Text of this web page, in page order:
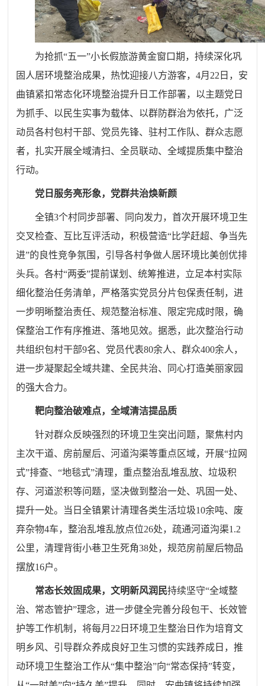
为抢抓“五一”小长假旅游黄金窗口期，持续深化巩
固人居环境整治成果，热忱迎接八方游客，4月22日， 安
曲镇紧扣常态化环境整治提升日工作部署，以主题党日
为抓手、以民生实事为载体、以群防群治为依托，广泛
动员各村包村干部、党员先锋、驻村工作队、群众志愿
者，扎实开展全域清扫、全员联动、全域提质集中整治
行动。
党日服务亮形象，党群共治焕新颜
全镇3个村同步部署、同向发力，首次开展环境卫生
交叉检查、互比互评活动，积极营造“比学赶超、争当先
进”的良性竞争氛围，引导各村争做人居环境比美创优排
头兵。各村“两委”提前谋划、统筹推进，立足本村实际
细化整治任务清单，严格落实党员分片包保责任制，进
一步明晰整治责任、规范整治标准、限定完成时限，确
保整治工作有序推进、落地见效。据悉，此次整治行动
共组织包村干部9名、党员代表80余人、群众400余人，
进一步凝聚起全域共建、全民共治、同心打造美丽家园
的强大合力。
靶向整治破难点，全域清洁提品质
针对群众反映强烈的环境卫生突出问题，聚焦村内
主次干道、房前屋后、河道沟渠等重点区域，开展“拉网
式”排查、“地毯式”清理，重点整治乱堆乱放、垃圾积
存、河道淤积等问题，坚决做到整治一处、巩固一处、
提升一处。当日全镇累计清理各类生活垃圾10余吨、废
弃杂物4车，整治乱堆乱放点位26处，疏通河道沟渠1.2
公里，清理背街小巷卫生死角38处，规范房前屋后物品
摆放16户。
常态长效固成果，文明新风润民持续坚守“全域整
治、常态管护”理念，进一步健全完善分段包干、长效管
护等工作机制，将每月22日环境卫生整治日作为培育文
明乡风、引导群众养成良好卫生习惯的实践养成日，推
动环境卫生整治工作从“集中整治”向“常态保持”转变，